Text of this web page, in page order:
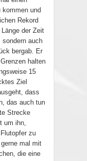
und
Rekord
der Zeit
auch
bergab. Er
halten
15
Ziel
dass
das auch tun
Strecke
um ihn,
zu
mal mit
die eine